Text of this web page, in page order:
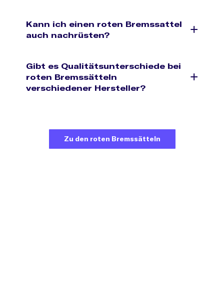
Kann ich einen roten Bremssattel
auch nachrüsten?
Gibt es Qualitätsunterschiede bei
roten Bremssätteln
verschiedener Hersteller?
Zu den roten Bremssätteln